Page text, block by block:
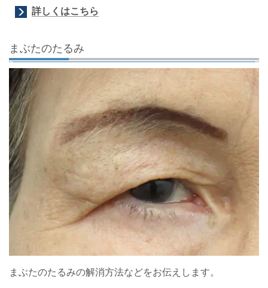
詳しくはこちら
まぶたのたるみ
まぶたのたるみの解消方法などをお伝えします。